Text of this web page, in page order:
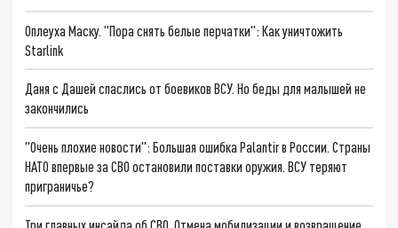
Оплеуха Маску. "Пора снять белые перчатки": Как уничтожить
Starlink
Даня с Дашей спаслись от боевиков ВСУ. Но беды для малышей не
закончились
"Очень плохие новости": Большая ошибка Palantir в России. Страны
НАТО впервые за СВО остановили поставки оружия. ВСУ теряют
приграничье?
Три главных инсайда об СВО. Отмена мобилизации и возвращение